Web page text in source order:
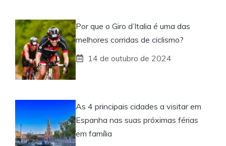
Por que o Giro d’Italia é uma das
melhores corridas de ciclismo?
14 de outubro de 2024
As 4 principais cidades a visitar em
Espanha nas suas próximas férias
em família